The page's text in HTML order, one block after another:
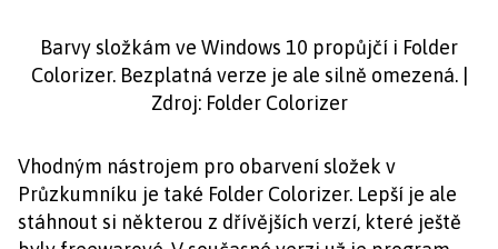
Barvy složkám ve Windows 10 propůjčí i Folder
Colorizer. Bezplatná verze je ale silně omezená. |
Zdroj: Folder Colorizer
Vhodným nástrojem pro obarvení složek v
Průzkumníku je také Folder Colorizer. Lepší je ale
stáhnout si některou z dřívějších verzí, které ještě